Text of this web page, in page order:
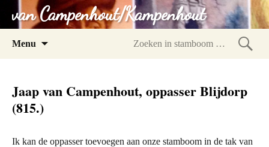
van Campenhout/Kampenhout
Menu
Jaap van Campenhout, oppasser Blijdorp
(815.)
Ik kan de oppasser toevoegen aan onze stamboom in de tak van